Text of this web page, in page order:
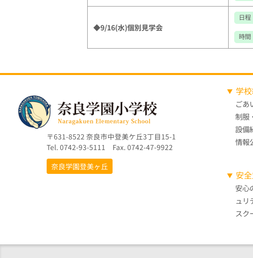
◆9/16(水)個別見学会
日程
時間
〒631-8522 奈良市中登美ケ丘3丁目15-1
Tel. 0742-93-5111 Fax. 0742-47-9922
奈良学園登美ヶ丘
学
ごあ
制服
設備
情報
安
安心
ュリ
スク